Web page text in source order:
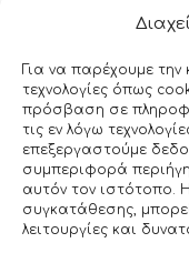
Για να παρέχουμε την
τεχνολογίες όπως
πρόσβαση σε
τις εν λόγω
επεξεργαστούμε
συμπεριφορά
αυτόν τον ιστότοπο.
συγκατάθεσης,
λειτουργίες και
Πολιτική Απορρήτου
Πολιτική Cookies
Επικοινωνία
+30 211 404 0235
info@ttclean.gr